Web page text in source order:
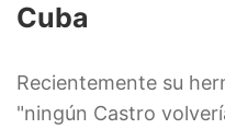
Cuba
Recientemente su
"ningún Castro